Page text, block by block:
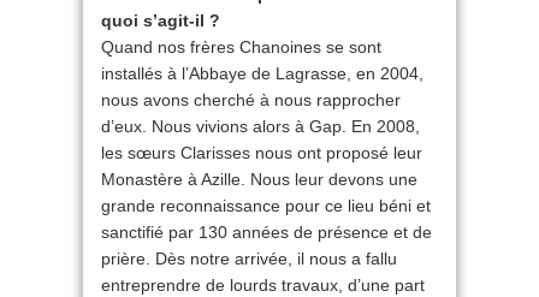
quoi s’agit-il ?
Quand nos frères Chanoines se sont
installés à l’Abbaye de Lagrasse, en 2004,
nous avons cherché à nous rapprocher
d’eux. Nous vivions alors à Gap. En 2008,
les sœurs Clarisses nous ont proposé leur
Monastère à Azille. Nous leur devons une
grande reconnaissance pour ce lieu béni et
sanctifié par 130 années de présence et de
prière. Dès notre arrivée, il nous a fallu
entreprendre de lourds travaux, d’une part